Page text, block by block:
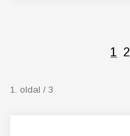
1 2
1. oldal / 3